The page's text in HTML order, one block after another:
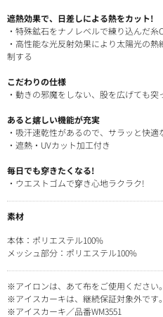
遮熱効果で、日差しによる熱をカット!
・特殊鉱石をナノレベルで練り込んだ
・高性能な光反射効果により太陽光の
制する
こだわりの仕様
・動きの邪魔をしない、股を広げても
あると嬉しい機能が充実
・吸汗速乾性があるので、サラッと快適
・遮熱・UVカット加工付き
毎日でも穿きたくなる!
・ウエストゴムで穿き心地ラクラク!
素材
本体：ポリエステル100%
メッシュ部分：ポリエステル100%
※アイロンは、あて布をご使用ください。
※アイスカーキは、継続保証対象外です。
※アイスカーキ／品番WM3551